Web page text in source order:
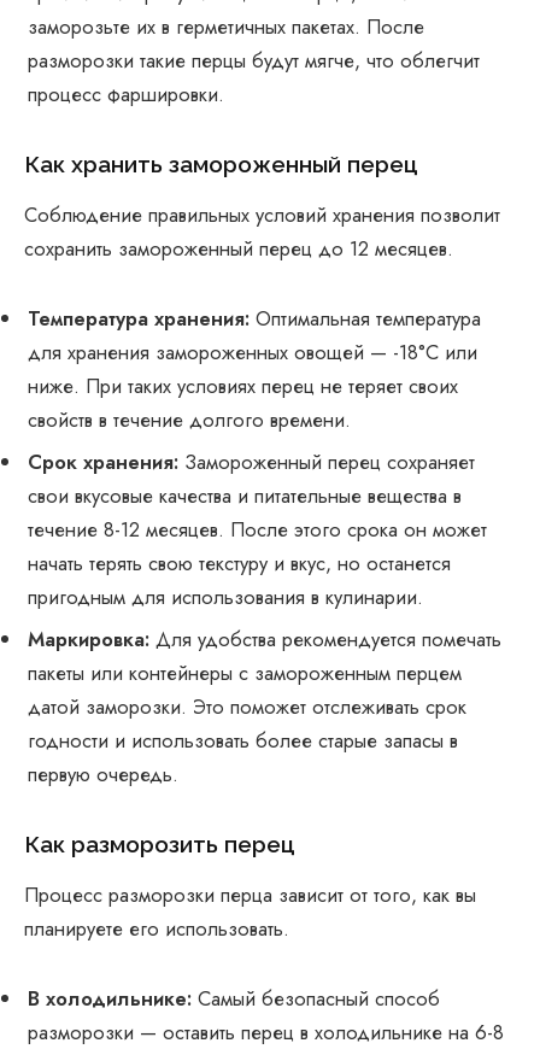
заморозьте их в герметичных пакетах. После
разморозки такие перцы будут мягче, что облегчит
процесс фаршировки.
Как хранить замороженный перец
Соблюдение правильных условий хранения позволит
сохранить замороженный перец до 12 месяцев.
Температура хранения: Оптимальная температура
для хранения замороженных овощей — -18°C или
ниже. При таких условиях перец не теряет своих
свойств в течение долгого времени.
Срок хранения: Замороженный перец сохраняет
свои вкусовые качества и питательные вещества в
течение 8-12 месяцев. После этого срока он может
начать терять свою текстуру и вкус, но останется
пригодным для использования в кулинарии.
Маркировка: Для удобства рекомендуется помечать
пакеты или контейнеры с замороженным перцем
датой заморозки. Это поможет отслеживать срок
годности и использовать более старые запасы в
первую очередь.
Как разморозить перец
Процесс разморозки перца зависит от того, как вы
планируете его использовать.
В холодильнике: Самый безопасный способ
разморозки — оставить перец в холодильнике на 6-8